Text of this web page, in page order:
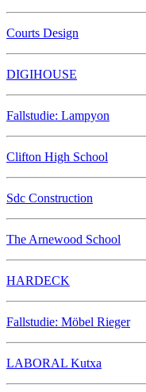
Courts Design
DIGIHOUSE
Fallstudie: Lampyon
Clifton High School
Sdc Construction
The Arnewood School
HARDECK
Fallstudie: Möbel Rieger
LABORAL Kutxa